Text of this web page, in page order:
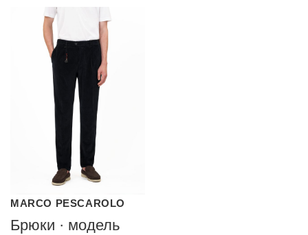
MARCO PESCAROLO
Брюки · модель